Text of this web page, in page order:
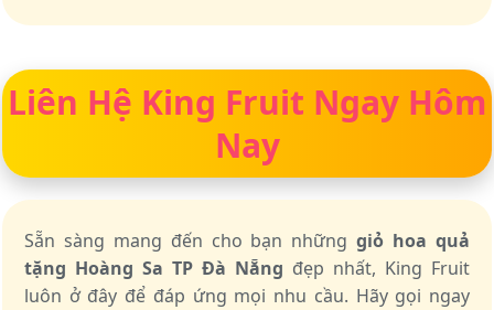
Liên Hệ King Fruit Ngay Hôm
Nay
Sẵn sàng mang đến cho bạn nhữnggiỏ hoa quả
tặng Hoàng Sa TP Đà Nẵng đẹp nhất, King Fruit
luôn ở đây để đáp ứng mọi nhu cầu. Hãy gọi ngay